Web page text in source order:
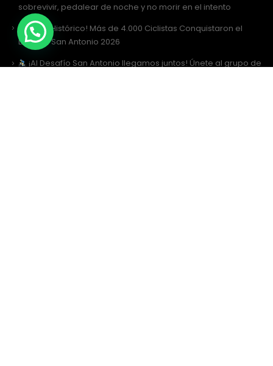
sobrevivir, pedalear de noche y no morir en el intento
¡Récord Histórico! Más de 4.000 Ciclistas Conquistaron el
Desafío San Antonio 2026
¡Al Desafío San Antonio llegamos juntos! Únete al grupo de